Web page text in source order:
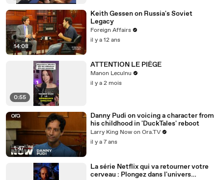
14:08
Keith Gessen on Russia's Soviet
Legacy
Foreign Affairs
il y a 12 ans
0:55
ATTENTION LE PIÈGE
Manon Leculnu
il y a 2 mois
1:47
Danny Pudi on voicing a character from
his childhood in 'DuckTales' reboot
Larry King Now on Ora.TV
il y a 7 ans
La série Netflix qui va retourner votre
cerveau : Plongez dans l'univers